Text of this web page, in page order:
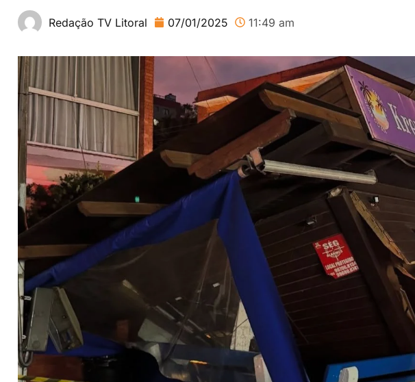
Redação TV Litoral 07/01/2025 11:49 am